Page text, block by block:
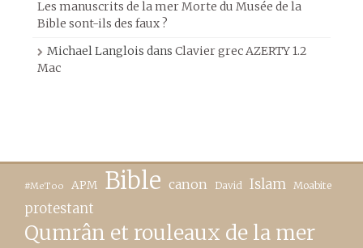
Les manuscrits de la mer Morte du Musée de la
Bible sont-ils des faux ?
Michael Langlois dans Clavier grec AZERTY 1.2
Mac
#MeToo APM Bible canon David Islam Moabite
protestant
Qumrân et rouleaux de la mer